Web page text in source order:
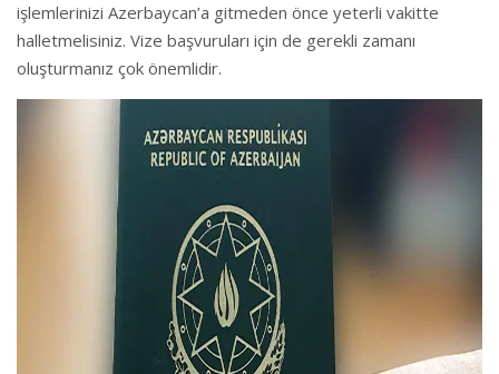
işlemlerinizi Azerbaycan’a gitmeden önce yeterli vakitte
halletmelisiniz. Vize başvuruları için de gerekli zamanı
oluşturmanız çok önemlidir.